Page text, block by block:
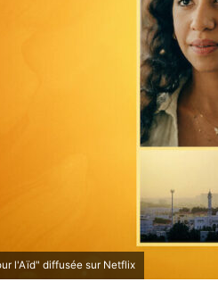
l'Aïd" diffusée sur Netflix